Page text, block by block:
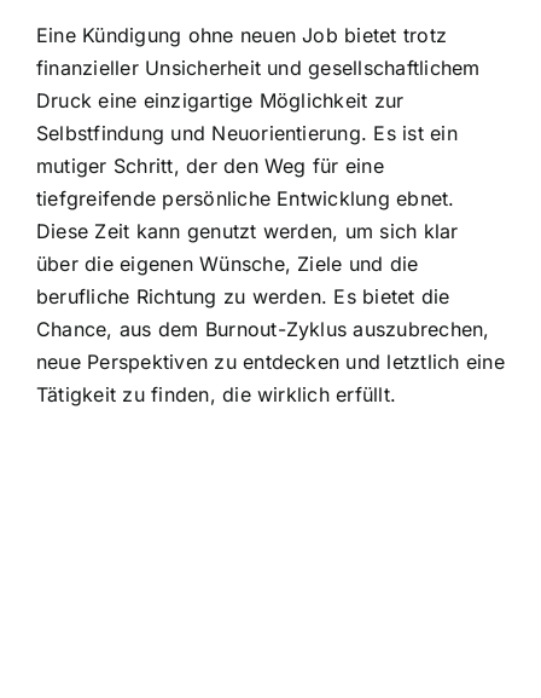
Eine Kündigung ohne neuen Job bietet trotz
finanzieller Unsicherheit und gesellschaftlichem
Druck eine einzigartige Möglichkeit zur
Selbstfindung und Neuorientierung. Es ist ein
mutiger Schritt, der den Weg für eine
tiefgreifende persönliche Entwicklung ebnet.
Diese Zeit kann genutzt werden, um sich klar
über die eigenen Wünsche, Ziele und die
berufliche Richtung zu werden. Es bietet die
Chance, aus dem Burnout-Zyklus auszubrechen,
neue Perspektiven zu entdecken und letztlich eine
Tätigkeit zu finden, die wirklich erfüllt.